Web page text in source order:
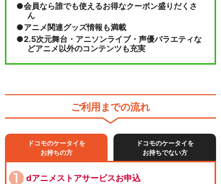
会員なら誰でも使えるお得なクーポン盛りだくさ
ん
アニメ関連グッズ情報も満載
2.5次元舞台・アニソンライブ・声優バラエティな
どアニメ以外のコンテンツも充実
ご利用までの流れ
ドコモのケータイを
お持ちの方
ドコモのケータイを
お持ちでない方
dアニメストアサービスお申込